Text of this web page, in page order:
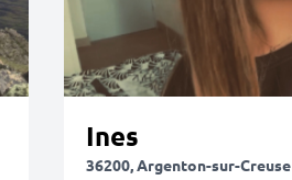
Ines
36200, Argenton-sur-Creuse